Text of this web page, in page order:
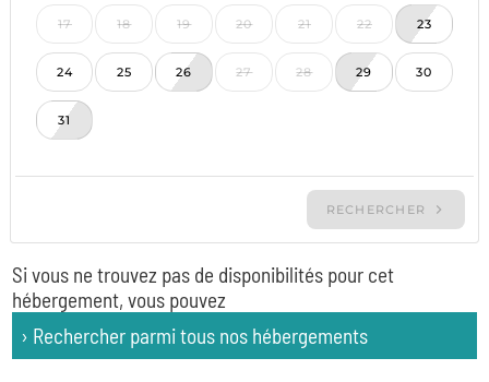
Si vous ne trouvez pas de disponibilités pour cet
hébergement, vous pouvez
› Rechercher parmi tous nos hébergements